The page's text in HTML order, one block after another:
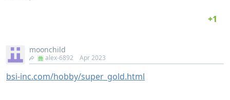
moonchild
alex-6892 Apr 2023
bsi-inc.com/hobby/super_gold.html